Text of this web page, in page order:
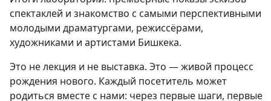
спектаклей и знакомство с самыми перспективными
молодыми драматургами, режиссёрами,
художниками и артистами Бишкека.
Это не лекция и не выставка. Это — живой процесс
рождения нового. Каждый посетитель может
родиться вместе с нами: через первые шаги, первые